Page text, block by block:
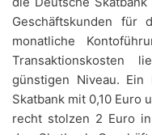
Geschäftskunden für
monatliche
Transaktionskosten
günstigen Niveau.
Skatbank mit 0,10 Euro
recht stolzen 2 Euro